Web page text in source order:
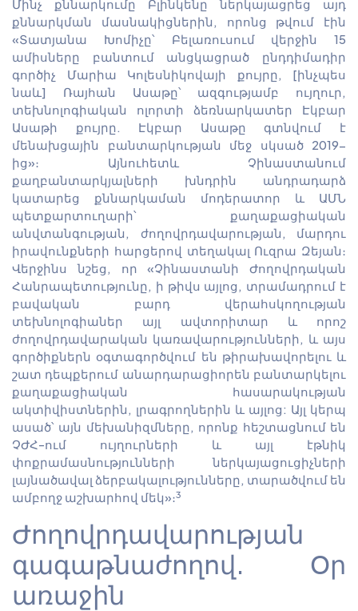
Մինչ քննարկումը Բլինկենը ներկայացրեց այդ
քննարկման մասնակիցներին, որոնց թվում էին
«Տատյանա Խոմիչը՝ Բելառուսում վերջին 15
ամիսները բանտում անցկացրած ընդդիմադիր
գործիչ Մարիա Կոլեսնիկովայի քույրը, [ինչպես
նաև] Ռայհան Ասաթը՝ ազգությամբ ույղուր,
տեխնոլոգիական ոլորտի ձեռնարկատեր Էկբար
Ասաթի քույրը. Էկբար Ասաթը գտնվում է
մենախցային բանտարկության մեջ սկսած 2019-
ից»։ Այնուհետև Չինաստանում
քաղբանտարկյալների խնդրին անդրադարձ
կատարեց քննարկաման մոդերատոր և ԱՄՆ
պետքարտուղարի՝ քաղաքացիական
անվտանգության, ժողովրդավարության, մարդու
իրավունքների հարցերով տեղակալ Ուզրա Զեյան։
Վերջինս նշեց, որ «Չինաստանի Ժողովրդական
Հանրապետությունը, ի թիվս այլոց, տրամադրում է
բավական բարդ վերահսկողության
տեխնոլոգիաներ այլ ավտորիտար և որոշ
ժողովրդավարական կառավարությունների, և այս
գործիքներն օգտագործվում են թիրախավորելու և
շատ դեպքերում անարդարացիորեն բանտարկելու
քաղաքացիական հասարակության
ակտիվիստներին, լրագրողներին և այլոց: Այլ կերպ
ասած՝ այն մեխանիզմները, որոնք հեշտացնում են
ՉԺՀ-ում ույղուրների և այլ էթնիկ
փոքրամասնությունների ներկայացուցիչների
լայնածավալ ձերբակալությունները, տարածվում են
ամբողջ աշխարհով մեկ»։3
Ժողովրդավարության
գագաթնաժողով. Օր
առաջին